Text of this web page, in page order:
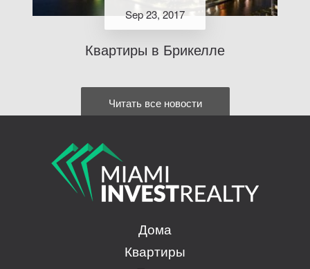
Sep 23, 2017
Квартиры в Брикелле
Читать все новости
Дома
Квартиры